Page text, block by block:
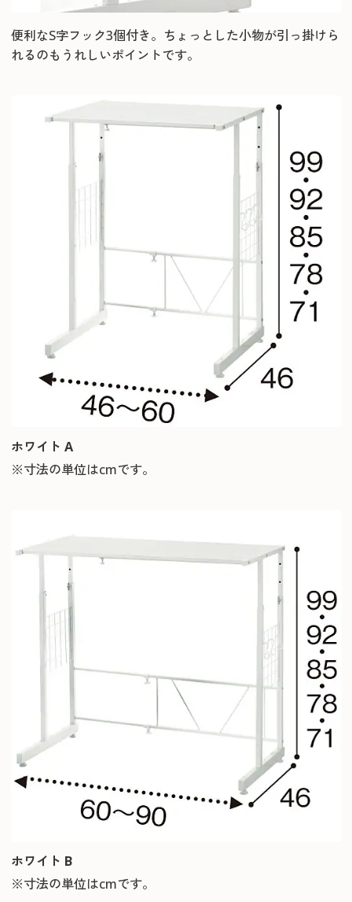
便利なS字フック3個付き。ちょっとした小物が引っ掛けら
れるのもうれしいポイントです。
ホワイト A
※寸法の単位はcmです。
ホワイト B
※寸法の単位はcmです。